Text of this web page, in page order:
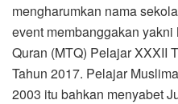
mengharumkan nama
event membanggakan
Quran (MTQ) Pelajar XXXII
Tahun 2017. Pelajar
2003 itu bahkan menyabet